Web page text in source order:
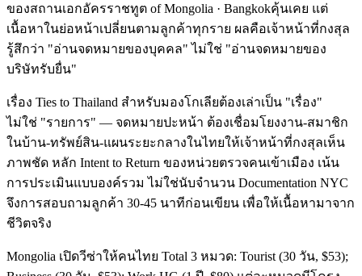
ของสถานเอกอัครราชทูต of Mongolia · Bangkokคุ้นเคย แต่
เนื้อหาในย่อหน้าเปลี่ยนตามลูกค้าทุกราย ผลคือเจ้าหน้าที่กงสุล
รู้สึกว่า "อ่านจดหมายของบุคคล" ไม่ใช่ "อ่านจดหมายของ
บริษัทรับยื่น"
เรื่อง Ties to Thailand สำหรับมองโกเลียต้องเล่าเป็น "เรื่อง"
ไม่ใช่ "รายการ" — จดหมายปะหน้า ต้องเชื่อมโยงงาน-สมาชิก
ในบ้าน-ทรัพย์สิน-แผนระยะกลางในไทยให้เจ้าหน้าที่กงสุลเห็น
ภาพชัด หลัก Intent to Return ของหน่วยตรวจคนเข้าเมือง เน้น
การประเมินแบบองค์รวม ไม่ใช่นับจำนวน Documentation NYC
จึงการสอบถามลูกค้า 30-45 นาทีก่อนเขียน เพื่อให้เนื้อหามาจาก
ชีวิตจริง
Mongolia เปิดวีซ่าให้คนไทย Total 3 หมวด: Tourist (30 วัน, $53);